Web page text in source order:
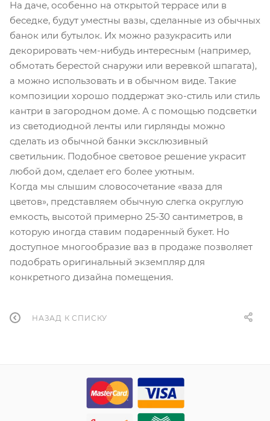
На даче, особенно на открытой террасе или в
беседке, будут уместны вазы, сделанные из обычных
банок или бутылок. Их можно разукрасить или
декорировать чем-нибудь интересным (например,
обмотать берестой снаружи или веревкой шпагата),
а можно использовать и в обычном виде. Такие
композиции хорошо поддержат эко-стиль или стиль
кантри в загородном доме. А с помощью подсветки
из светодиодной ленты или гирлянды можно
сделать из обычной банки эксклюзивный
светильник. Подобное световое решение украсит
любой дом, сделает его более уютным.
Когда мы слышим словосочетание «ваза для
цветов», представляем обычную слегка округлую
емкость, высотой примерно 25-30 сантиметров, в
которую иногда ставим подаренный букет. Но
доступное многообразие ваз в продаже позволяет
подобрать оригинальный экземпляр для
конкретного дизайна помещения.
НАЗАД К СПИСКУ